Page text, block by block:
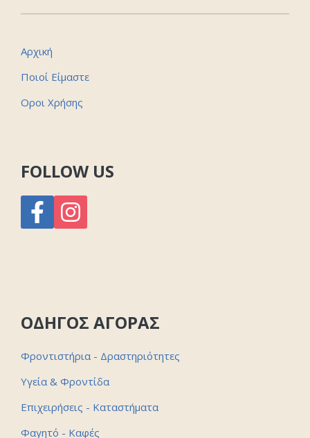
Αρχική
Ποιοί Είμαστε
Οροι Χρήσης
FOLLOW US
ΟΔΗΓΟΣ ΑΓΟΡΑΣ
Φροντιστήρια - Δραστηριότητες
Υγεία & Φροντίδα
Επιχειρήσεις - Καταστήματα
Φαγητό - Καφές